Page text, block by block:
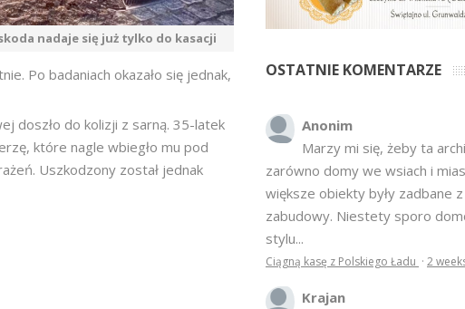
nadaje się już tylko do kasacji
Po badaniach okazało się jednak,
doszło do kolizji z sarną. 35-latek
które nagle wbiegło mu pod
Uszkodzony został jednak
OSTATNIE KOMENTARZE
Anonim
Marzy mi się, żeby ta
zarówno domy we wsiach i
większe obiekty były zadbane
zabudowy. Niestety sporo
stylu...
Ciągną kasę z Polskiego Ładu · 2
Krajan